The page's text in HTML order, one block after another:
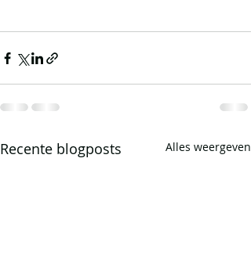
Recente blogposts Alles weergeven